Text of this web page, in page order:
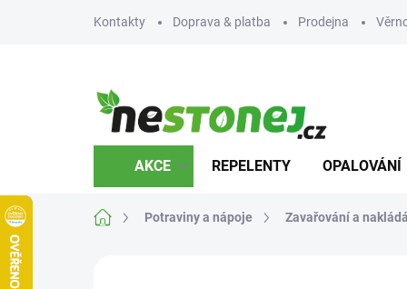
Kontakty Doprava & platba Prodejna
AKCE REPELENTY OPALOVÁNÍ
Domů Potraviny a nápoje Zavařování a